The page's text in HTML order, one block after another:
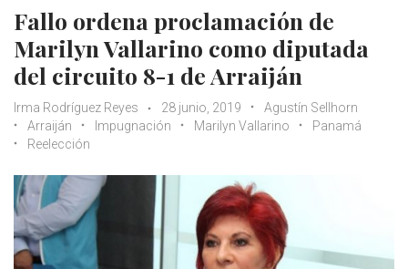
Fallo ordena proclamación de
Marilyn Vallarino como diputada
del circuito 8-1 de Arraiján
Irma Rodríguez Reyes 28 junio, 2019
Agustín Sellhorn
Arraiján
Impugnación Marilyn Vallarino
Panamá
Reelección